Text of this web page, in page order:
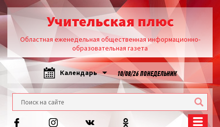
Учительская плюс
Областная еженедельная общественная информационно-
образовательная газета
Календарь 10/08/26 ПОНЕДЕЛЬНИК